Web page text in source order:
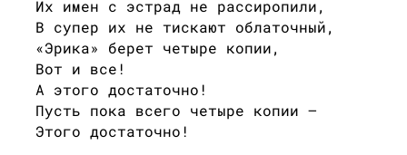
Их имен с эстрад не рассиропили,
В супер их не тискают облаточный,
«Эрика» берет четыре копии,
Вот и все!
А этого достаточно!
Пусть пока всего четыре копии —
Этого достаточно!